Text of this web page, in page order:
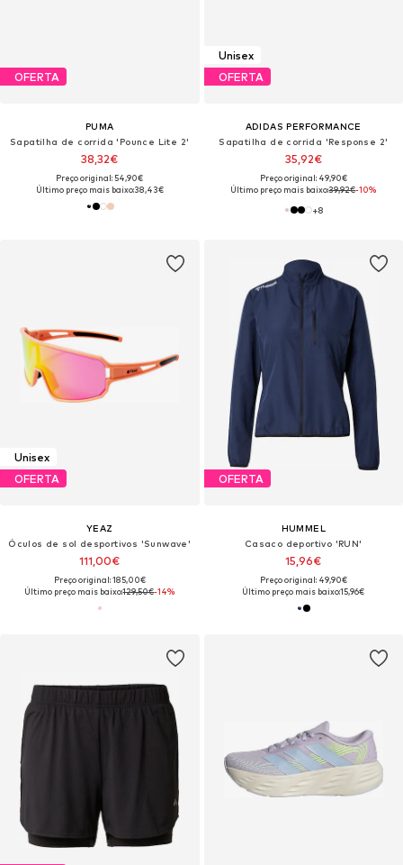
OFERTA
PUMA
Sapatilha de corrida 'Pounce Lite 2'
38,32€
Preço original: 54,90€
Último preço mais baixo:38,43€
Unisex
OFERTA
ADIDAS PERFORMANCE
Sapatilha de corrida 'Response 2'
35,92€
Preço original: 49,90€
Último preço mais baixo:39,92€-10%
+8
Unisex
OFERTA
YEAZ
Óculos de sol desportivos 'Sunwave'
111,00€
Preço original: 185,00€
Último preço mais baixo:129,50€-14%
OFERTA
HUMMEL
Casaco deportivo 'RUN'
15,96€
Preço original: 49,90€
Último preço mais baixo:15,96€